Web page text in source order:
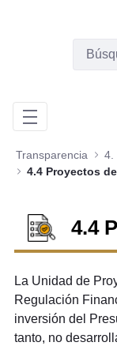
Transparencia
4.4
La Unidad de
Regulación
inversión del
tanto, no